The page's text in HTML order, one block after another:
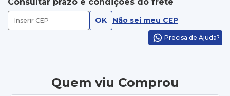
Consultar prazo e condições do frete
OK Não sei meu CEP
Precisa de Ajuda?
Quem viu Comprou